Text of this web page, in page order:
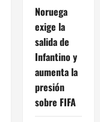
Noruega
exige la
salida de
Infantino y
aumenta la
presión
sobre FIFA